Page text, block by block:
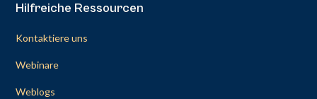
Hilfreiche Ressourcen
Kontaktiere uns
Webinare
Weblogs